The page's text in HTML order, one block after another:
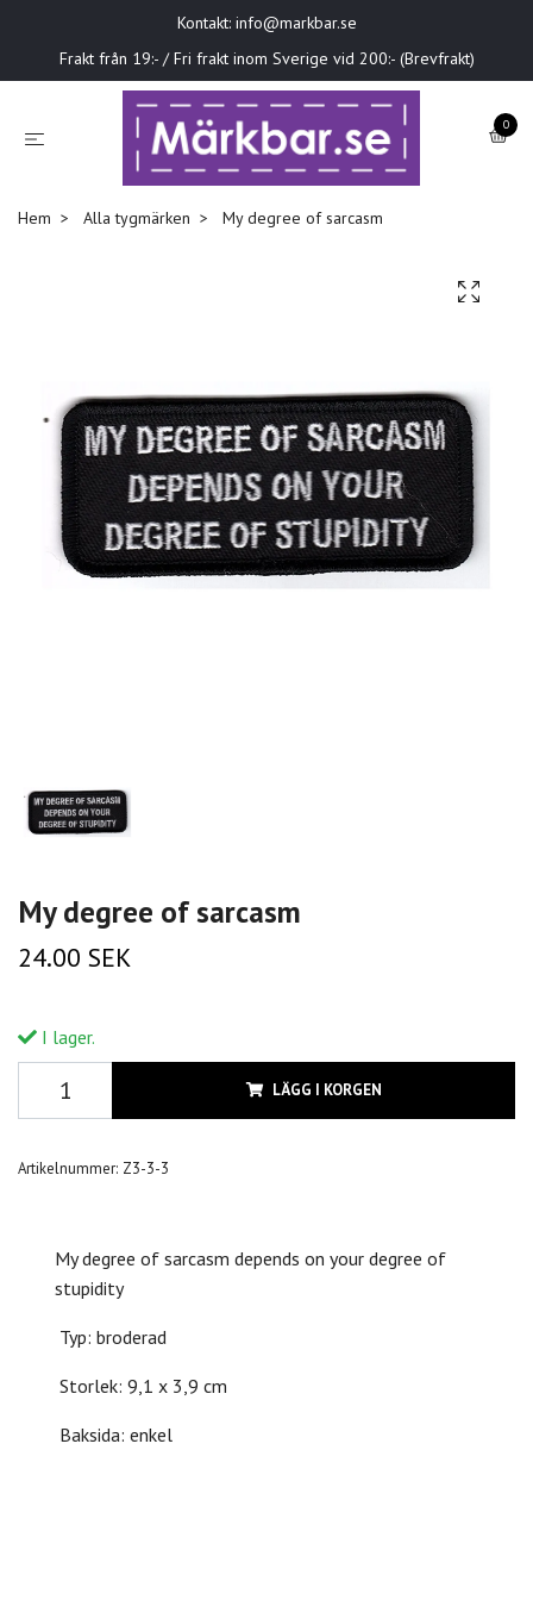
Kontakt: info@markbar.se
Frakt från 19:- / Fri frakt inom Sverige vid 200:- (Brevfrakt)
0
Hem Alla tygmärken My degree of sarcasm
My degree of sarcasm
24.00 SEK
I lager.
LÄGG I KORGEN
Artikelnummer: Z3-3-3
My degree of sarcasm depends on your degree of
stupidity
Typ: broderad
Storlek: 9,1 x 3,9 cm
Baksida: enkel